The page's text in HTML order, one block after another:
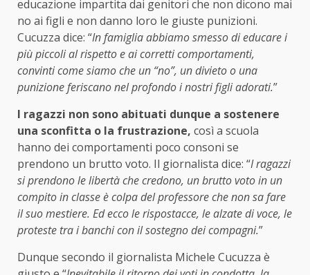
educazione impartita dai genitori che non dicono mai
no ai figli e non danno loro le giuste punizioni.
Cucuzza dice: “In famiglia abbiamo smesso di educare i
più piccoli al rispetto e ai corretti comportamenti,
convinti come siamo che un “no”, un divieto o una
punizione feriscano nel profondo i nostri figli adorati.”
I ragazzi non sono abituati dunque a sostenere
una sconfitta o la frustrazione, così a scuola
hanno dei comportamenti poco consoni se
prendono un brutto voto. Il giornalista dice: “I ragazzi
si prendono le libertà che credono, un brutto voto in un
compito in classe è colpa del professore che non sa fare
il suo mestiere. Ed ecco le rispostacce, le alzate di voce, le
proteste tra i banchi con il sostegno dei compagni.”
Dunque secondo il giornalista Michele Cucuzza è